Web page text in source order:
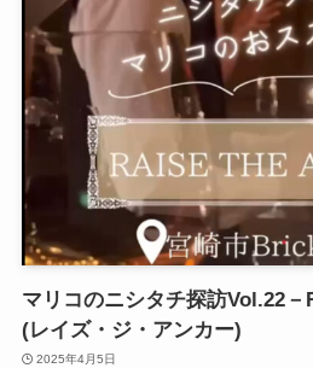
マリコのニシタチ探訪Vol.22
(レイズ・ジ・アンカー)
2025年4月5日